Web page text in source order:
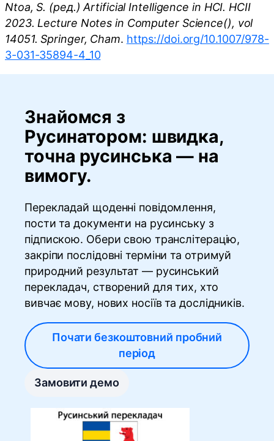
Ntoa, S. (ред.) Artificial Intelligence in HCI. HCII
2023. Lecture Notes in Computer Science(), vol
14051. Springer, Cham. https://doi.org/10.1007/978-
3-031-35894-4_10
Знайомся з
Русинатором: швидка,
точна русинська — на
вимогу.
Перекладай щоденні повідомлення,
пости та документи на русинську з
підпискою. Обери свою транслітерацію,
закріпи послідовні терміни та отримуй
природний результат — русинський
перекладач, створений для тих, хто
вивчає мову, нових носіїв та дослідників.
Почати безкоштовний пробний
період
Замовити демо